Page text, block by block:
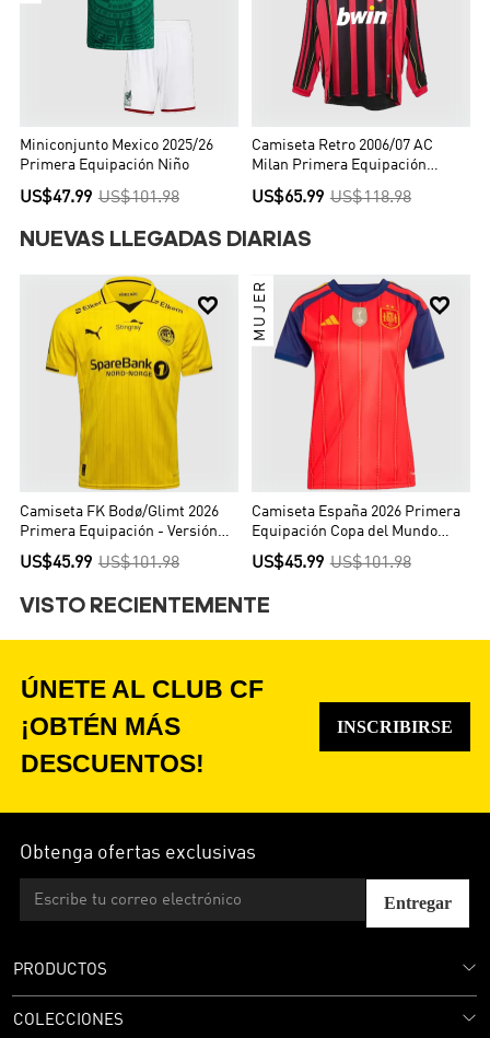
Miniconjunto Mexico 2025/26
Primera Equipación Niño
US$47.99 US$101.98
Camiseta Retro 2006/07 AC
Milan Primera Equipación
Manga Larga Local Hombre -
Versión Hincha
US$65.99 US$118.98
NUEVAS LLEGADAS DIARIAS

Camiseta FK Bodø/Glimt 2026
Primera Equipación - Versión
Hincha
US$45.99 US$101.98

MUJER
Camiseta España 2026 Primera
Equipación Copa del Mundo
Local Mujer - Versión Hincha
US$45.99 US$101.98
VISTO RECIENTEMENTE
ÚNETE AL CLUB CF
¡OBTÉN MÁS
DESCUENTOS!
INSCRIBIRSE
Obtenga ofertas exclusivas
Entregar
PRODUCTOS
COLECCIONES